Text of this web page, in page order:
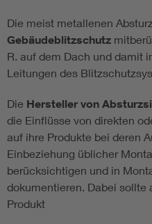
Die meist metallenen
Gebäudeblitzschutz
R. auf dem Dach und damit
Leitungen des
Die Hersteller von
die Einflüsse von direkten
auf ihre Produkte bei deren
Einbeziehung üblicher
berücksichtigen und in
dokumentieren. Dabei sollte
Produkt